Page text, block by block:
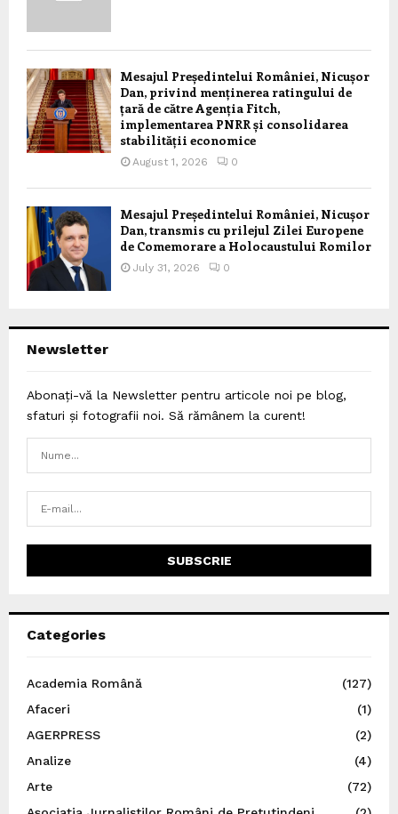
Mesajul Președintelui României, Nicușor
Dan, privind menținerea ratingului de
țară de către Agenția Fitch,
implementarea PNRR și consolidarea
stabilității economice
August 1, 2026 0
Mesajul Președintelui României, Nicușor
Dan, transmis cu prilejul Zilei Europene
de Comemorare a Holocaustului Romilor
July 31, 2026 0
Newsletter
Abonați-vă la Newsletter pentru articole noi pe blog,
sfaturi și fotografii noi. Să rămânem la curent!
Categories
Academia Română
(127)
Afaceri
(1)
AGERPRESS
(2)
Analize
(4)
Arte
(72)